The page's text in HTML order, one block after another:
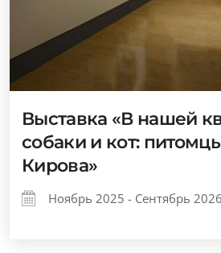
Выставка «В нашей
собаки и кот:
Кирова»
Ноябрь 2025 - Сентябрь 2026